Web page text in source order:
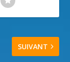
SUIVANT